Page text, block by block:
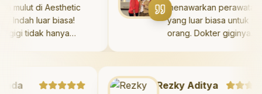
dan mulut di Aesthetic
Indah luar biasa!
gigi tidak hanya
perawatan yang
saya mengenai
menawarkan
yang luar biasa
orang. Dokter
kesehatan gigi dan
Rezky Aditya